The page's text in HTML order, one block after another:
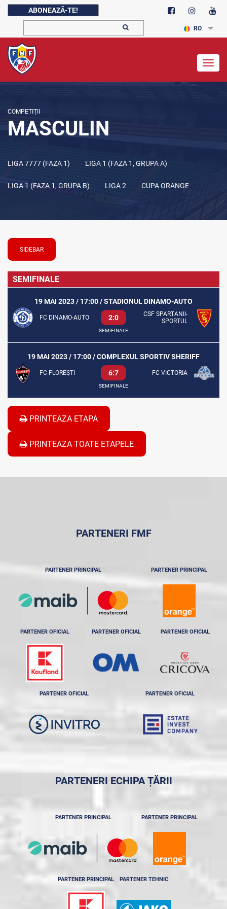
ABONEAZĂ-TE!
RO
COMPETIȚII
MASCULIN
LIGA 7777 (FAZA 1) LIGA 1 (FAZA 1, GRUPA A)
LIGA 1 (FAZA 1, GRUPA B) LIGA 2 CUPA ORANGE
SIDEBAR
SEMIFINALE
19 MAI 2023 / 17:00 / STADIONUL DINAMO-AUTO
FC DINAMO-AUTO 2:0
CSF SPARTANII-
SPORTUL
SEMIFINALE
19 MAI 2023 / 17:00 / COMPLEXUL SPORTIV SHERIFF
FC FLOREȘTI 6:7 FC VICTORIA
SEMIFINALE
PRINTEAZA ETAPA
PRINTEAZA TOATE ETAPELE
PARTENERI FMF
PARTENER PRINCIPAL PARTENER PRINCIPAL
PARTENER OFICIAL PARTENER OFICIAL PARTENER OFICIAL
PARTENER OFICIAL PARTENER OFICIAL
PARTENERI ECHIPA ȚĂRII
PARTENER PRINCIPAL PARTENER PRINCIPAL
PARTENER PRINCIPAL PARTENER TEHNIC